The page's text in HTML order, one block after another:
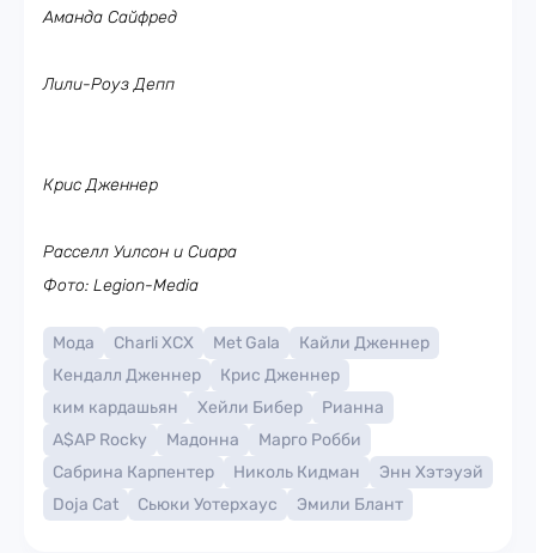
Аманда Сайфред
Лили-Роуз Депп
Крис Дженнер
Расселл Уилсон и Сиара
Фото: Legion-Media
Мода Charli XCX Met Gala
Кайли Дженнер
Кендалл Дженнер
Крис Дженнер
ким кардашьян
Хейли Бибер
Рианна
A$AP Rocky
Мадонна
Марго Робби
Сабрина Карпентер
Николь Кидман
Энн Хэтэуэй
Doja Cat
Сьюки Уотерхаус Эмили Блант